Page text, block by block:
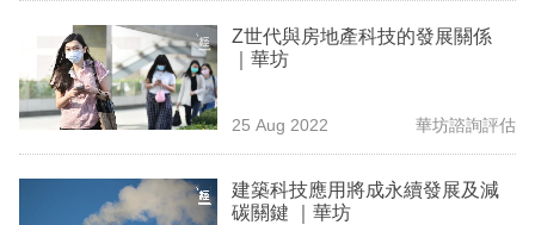
Z世代與房地產科技的發展關係
｜華坊
25 Aug 2022 華坊諮詢評估
建築科技應用將成永續發展及減
碳關鍵 ｜華坊